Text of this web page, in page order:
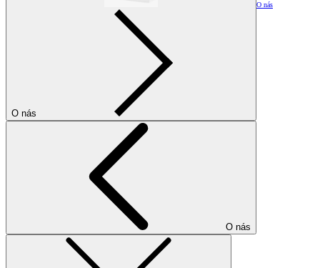
O nás
O nás
O nás